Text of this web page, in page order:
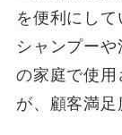
を便利にして
シャンプー
の家庭で使
が、顧客満足